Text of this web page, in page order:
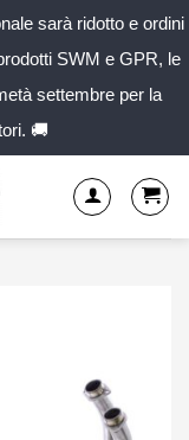
sarà ridotto e ordini
SWM e GPR, le
settembre per la
🚚